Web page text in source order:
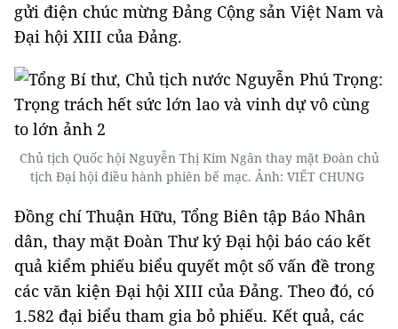
gửi điện chúc mừng Đảng Cộng sản Việt Nam và
Đại hội XIII của Đảng.
Chủ tịch Quốc hội Nguyễn Thị Kim Ngân thay mặt Đoàn chủ
tịch Đại hội điều hành phiên bế mạc. Ảnh: VIẾT CHUNG
Đồng chí Thuận Hữu, Tổng Biên tập Báo Nhân
dân, thay mặt Đoàn Thư ký Đại hội báo cáo kết
quả kiểm phiếu biểu quyết một số vấn đề trong
các văn kiện Đại hội XIII của Đảng. Theo đó, có
1.582 đại biểu tham gia bỏ phiếu. Kết quả, các